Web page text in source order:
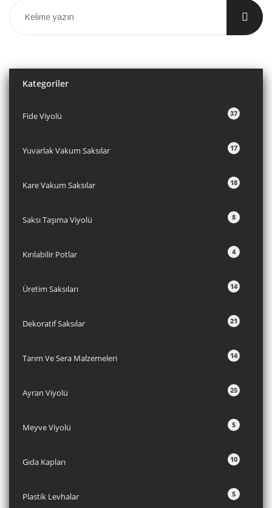
Kategoriler
37
Fide Viyolü
17
Yuvarlak Vakum Saksılar
18
Kare Vakum Saksılar
8
Saksı Taşıma Viyolü
4
Kırılabilir Potlar
14
Üretim Saksıları
21
Dekoratif Saksılar
14
Tarım Ve Sera Malzemeleri
25
Ayran Viyolü
5
Meyve Viyolü
10
Gıda Kapları
5
Plastik Levhalar